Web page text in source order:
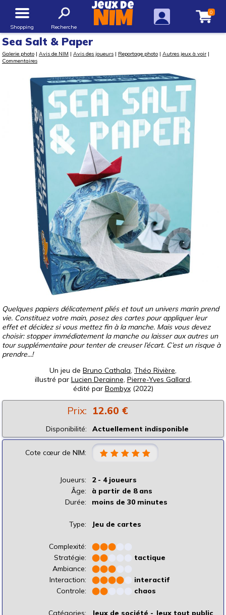
Shopping Recherche
Jeux de
NIM 0
Sea Salt & Paper
Galerie photo | Avis de NIM | Avis des joueurs | Reportage photo | Autres jeux à voir |
Commentaires
Quelques papiers délicatement pliés et tout un univers marin prend
vie. Constituez votre main, posez des cartes pour appliquer leur
effet et décidez si vous mettez fin à la manche. Mais vous devez
choisir: stopper immédiatement la manche ou laisser aux autres un
tour supplémentaire pour tenter de creuser l’écart. C’est un risque à
prendre...!
Un jeu de Bruno Cathala, Théo Rivière,
illustré par Lucien Derainne, Pierre-Yves Gallard,
édité par Bombyx(2022)
Prix: 12.60 €
Disponibilité: Actuellement indisponible
Cote cœur de NIM:
Joueurs:
2 - 4 joueurs
Âge:
à partir de 8 ans
Durée:
moins de 30 minutes
Type: Jeu de cartes
Complexité: ⬤⬤⬤
Stratégie:
⬤⬤
tactique
Ambiance:
⬤⬤⬤
Interaction:
⬤⬤⬤⬤
interactif
Controle:
⬤⬤ chaos
Catégories:
Jeux de société - Jeux tout public